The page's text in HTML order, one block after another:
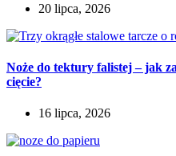
20 lipca, 2026
Noże do tektury falistej – jak
cięcie?
16 lipca, 2026